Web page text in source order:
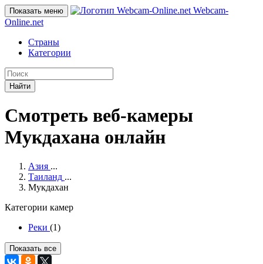
Показать меню
Webcam-
Online.net
Страны
Категории
Найти
Смотреть веб-камеры
Мукдахана онлайн
Азия ...
Таиланд ...
Мукдахан
Категории камер
Реки (1)
Показать все